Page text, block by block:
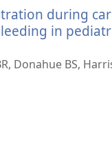
during
in
Donahue BS,